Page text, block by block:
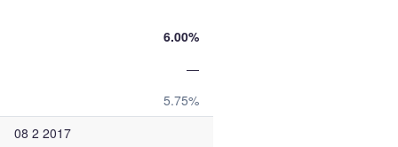
6.00%
—
5.75%
08 2 2017